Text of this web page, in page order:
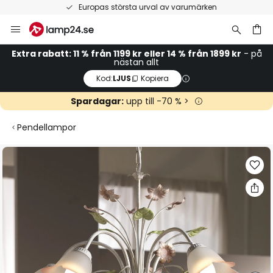
Europas största urval av varumärken
Hoppa
till
innehållet
Extra rabatt: 11 % från 1199 kr eller 14 % från 1899 kr - på
nästan allt
Kod:LJUS Kopiera
Spardagar:upp till -70 % >
Pendellampor
Hoppa
till
slutet